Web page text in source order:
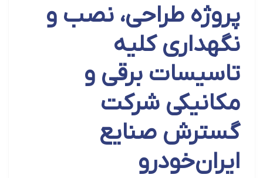
پروژه طراحی، نصب و
نگهداری کلیه
تاسیسات برقی و
مکانیکی شرکت
گسترش صنایع
ایران‌خودرو